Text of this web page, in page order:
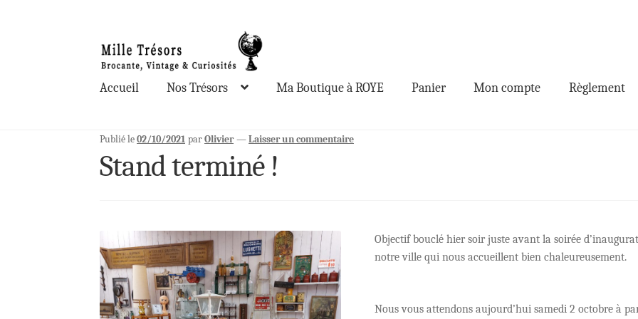
à
la
navigation
au
contenu
Accueil Nos Trésors Ma Boutique à ROYE Panier Mon compte Règlement
Publié le02/10/2021 parOlivier —Laisser un commentaire
Stand terminé !
Objectif bouclé hier soir juste avant la soirée
notre ville qui nous accueillent bien chaleureusement.
Nous vous attendons aujourd’hui samedi 2 octobre à